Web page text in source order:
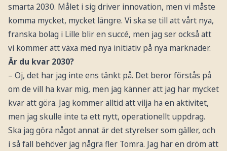
smarta 2030. Målet i sig driver innovation, men vi måste
komma mycket, mycket längre. Vi ska se till att vårt nya,
franska bolag i Lille blir en succé, men jag ser också att
vi kommer att växa med nya initiativ på nya marknader.
Är du kvar 2030?
– Oj, det har jag inte ens tänkt på. Det beror förstås på
om de vill ha kvar mig, men jag känner att jag har mycket
kvar att göra. Jag kommer alltid att vilja ha en aktivitet,
men jag skulle inte ta ett nytt, operationellt uppdrag.
Ska jag göra något annat är det styrelser som gäller, och
i så fall behöver jag några fler Tomra. Jag har en dröm att